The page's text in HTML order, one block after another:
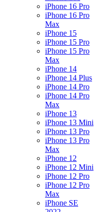
iPhone 16 Pro
iPhone 16 Pro
Max
iPhone 15
iPhone 15 Pro
iPhone 15 Pro
Max
iPhone 14
iPhone 14 Plus
iPhone 14 Pro
iPhone 14 Pro
Max
iPhone 13
iPhone 13 Mini
iPhone 13 Pro
iPhone 13 Pro
Max
iPhone 12
iPhone 12 Mini
iPhone 12 Pro
iPhone 12 Pro
Max
iPhone SE